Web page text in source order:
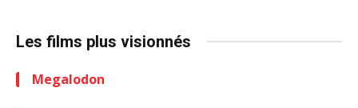
Les films plus visionnés
Megalodon